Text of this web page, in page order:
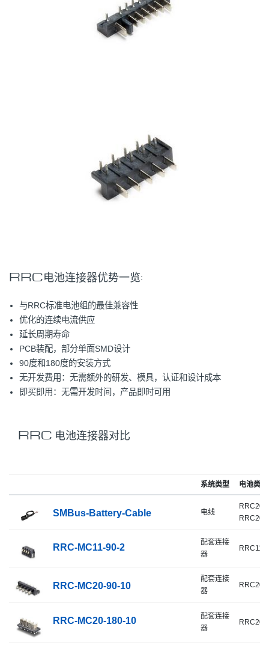
RRC电池连接器优势一览:
与RRC标准电池组的最佳兼容性
优化的连续电流供应
延长周期寿命
PCB装配，部分单面SMD设计
90度和180度的安装方式
无开发费用：无需额外的研发、模具，认证和设计成本
即买即用：无需开发时间，产品即时可用
RRC 电池连接器对比
系统类型 电池类型
SMBus-Battery-Cable 电线
RRC-MC11-90-2
配套连接
器
RRC-MC20-90-10
配套连接
器
RRC-MC20-180-10
配套连接
器